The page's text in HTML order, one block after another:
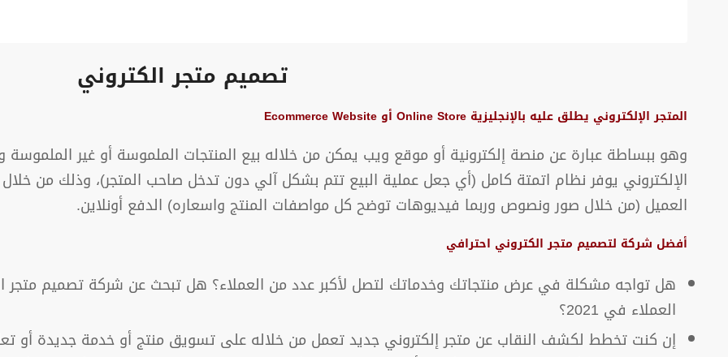
تصميم متجر الكتروني
المتجر الإلكتروني يطلق عليه بالإنجليزية Online Store أو Ecommerce Website
وهو ببساطة عبارة عن منصة إلكترونية أو موقع ويب يمكن من خلاله بيع المنتجات الملموسة أو غير الملموسة
الإلكتروني يوفر نظام اتمتة كامل (أي جعل عملية البيع تتم بشكل آلي دون تدخل صاحب المتجر)، وذلك من
العميل (من خلال صور ونصوص وربما فيديوهات توضح كل مواصفات المنتج واسعاره) الدفع أونلاين.
أفضل شركة لتصميم متجر الكتروني احترافي
هل تواجه مشكلة في عرض منتجاتك وخدماتك لتصل لأكبر عدد من العملاء؟ هل تبحث عن شركة تصميم متجر
العملاء في 2021؟
إن كنت تخطط لكشف النقاب عن متجر إلكتروني جديد تعمل من خلاله على تسويق منتج أو خدمة جديدة أو